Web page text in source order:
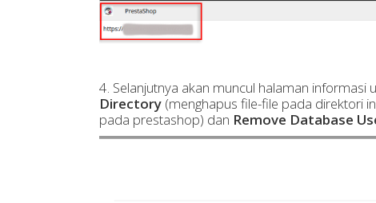
4. Selanjutnya akan muncul halaman informasi
Directory(menghapus file-file pada direktori
pada prestashop) dan Remove Database